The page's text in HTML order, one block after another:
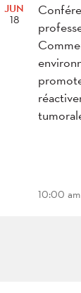
JUN
18
10:00